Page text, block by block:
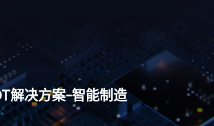
解决方案-智能制造